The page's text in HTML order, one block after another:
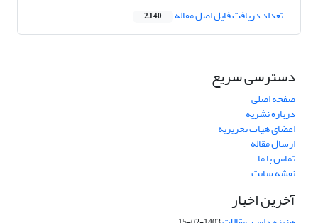
تعداد دریافت فایل اصل مقاله 2,140
دسترسی سریع
صفحه اصلی
درباره نشریه
اعضای هیات تحریریه
ارسال مقاله
تماس با ما
نقشه سایت
آخرین اخبار